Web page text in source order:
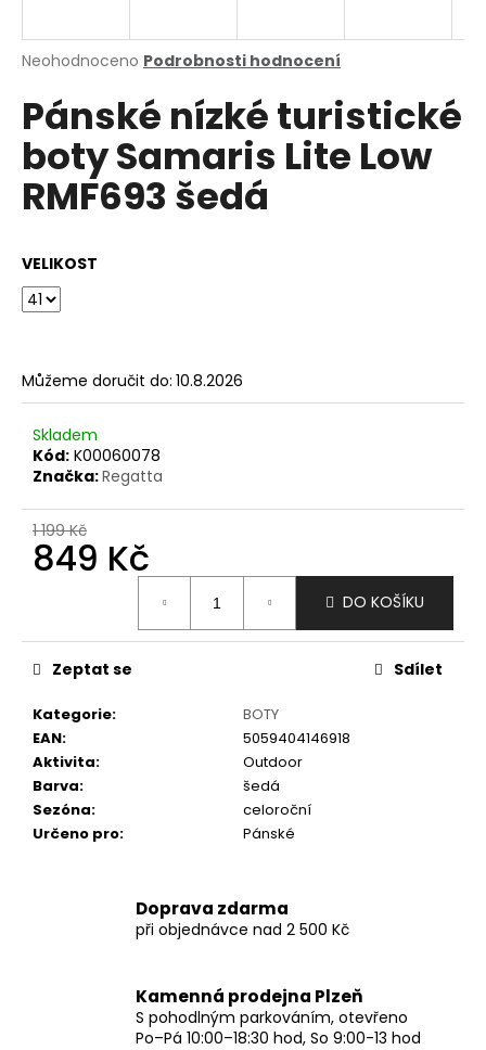
Průměrné
produktu
je
0,0
5
hvězdiček.
Neohodnoceno Podrobnosti hodnocení
Pánské nízké turistické
boty Samaris Lite Low
RMF693 šedá
VELIKOST
Můžeme doručit do: 10.8.2026
Skladem
Kód: K00060078
Značka:Regatta
1 199 Kč
849 Kč
DO KOŠÍKU
Kategorie:
BOTY
EAN:
5059404146918
Aktivita:
Outdoor
Barva:
šedá
Sezóna:
celoroční
Určeno pro: Pánské
Zeptat se Sdílet
Doprava zdarma
při objednávce nad 2 500 Kč
Kamenná prodejna Plzeň
S pohodlným parkováním, otevřeno
Po–Pá 10:00–18:30 hod, So 9:00-13 hod
j
t
?
o
p
u
č
u